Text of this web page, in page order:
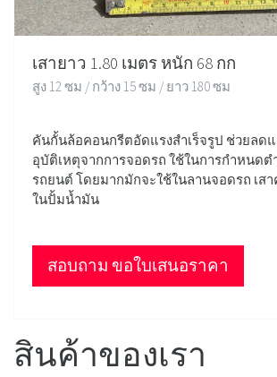
เสายาว 1.80 เมตร หนัก 68 กก
สูง 12 ซม / กว้าง 15 ซม / ยาว 180 ซม
คันกั้นล้อคอนกรีตอัดแรงสำเร็จรูป ช่วยลด
อุบัติเหตุจากการจอดรถ ใช้ในการกำหนด
รถยนต์ โดยมากมักจะใช้ในลานจอดรถ เส
ในปั้มน้ำมัน
สอบถาม ขอใบเสนอราคา
สินค้าของเรา